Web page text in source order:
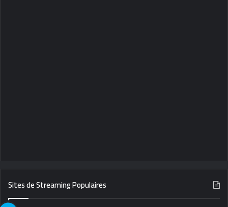
Sites de Streaming Populaires